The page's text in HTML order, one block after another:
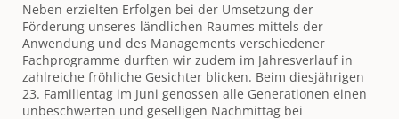
Neben erzielten Erfolgen bei der Umsetzung der
Förderung unseres ländlichen Raumes mittels der
Anwendung und des Managements verschiedener
Fachprogramme durften wir zudem im Jahresverlauf in
zahlreiche fröhliche Gesichter blicken. Beim diesjährigen
23. Familientag im Juni genossen alle Generationen einen
unbeschwerten und geselligen Nachmittag bei